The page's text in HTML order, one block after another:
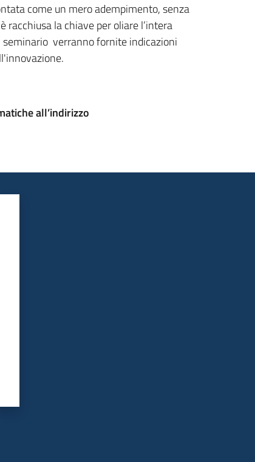
come un mero adempimento, senza
la chiave per oliare l’intera
seminario verranno fornite indicazioni
all’indirizzo